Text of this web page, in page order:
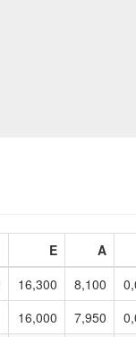
E A
16,300 8,100
16,000 7,950